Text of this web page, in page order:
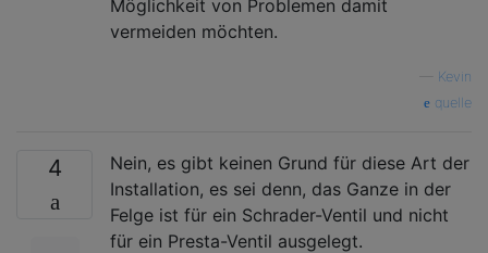
Möglichkeit von Problemen damit
vermeiden möchten.
Kevin
quelle
4
Nein, es gibt keinen Grund für diese Art der
Installation, es sei denn, das Ganze in der
Felge ist für ein Schrader-Ventil und nicht
für ein Presta-Ventil ausgelegt.